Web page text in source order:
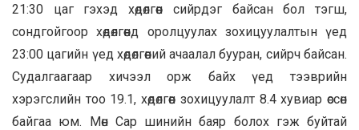
21:30 цаг гэхэд хөдөлгөөн сийрдэг байсан бол тэгш,
сондгойгоор хөдөлгөөнд оролцуулах зохицуулалтын үед
23:00 цагийн үед хөдөлгөөний ачаалал бууран, сийрч байсан.
Судалгаагаар хичээл орж байх үед тээврийн
хэрэгслийн тоо 19.1, хөдөлгөөн зохицуулалт 8.4 хувиар өссөн
байгаа юм. Мөн Сар шинийн баяр болох гэж буйтай